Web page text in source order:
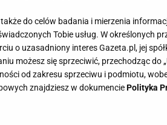
do celów badania i mierzenia
Tobie usług. W określonych
o uzasadniony interes Gazeta.pl, jej
możesz się sprzeciwić, przechodząc do
od zakresu sprzeciwu i podmiotu,
znajdziesz w dokumenciePolityka